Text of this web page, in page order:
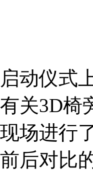
启动仪式
有关3D椅
现场进行
前后对比